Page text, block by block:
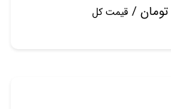
قیمت کل